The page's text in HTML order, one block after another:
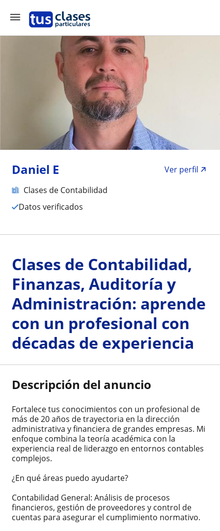
Daniel E
Ver perfil
Clases de Contabilidad
Datos verificados
Clases de Contabilidad,
Finanzas, Auditoría y
Administración: aprende
con un profesional con
décadas de experiencia
Descripción del anuncio
Fortalece tus conocimientos con un profesional de
más de 20 años de trayectoria en la dirección
administrativa y financiera de grandes empresas. Mi
enfoque combina la teoría académica con la
experiencia real de liderazgo en entornos contables
complejos.
¿En qué áreas puedo ayudarte?
Contabilidad General: Análisis de procesos
financieros, gestión de proveedores y control de
cuentas para asegurar el cumplimiento normativo.